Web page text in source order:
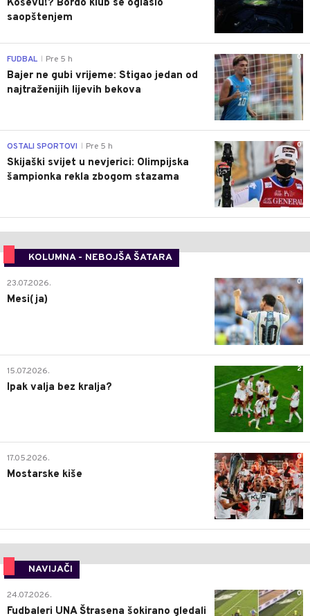
Koševu!? Bordo klub se oglasio
saopštenjem
0
FUDBAL Pre 5 h
Bajer ne gubi vrijeme: Stigao jedan od
najtraženijih lijevih bekova
0
OSTALI SPORTOVI Pre 5 h
Skijaški svijet u nevjerici: Olimpijska
šampionka rekla zbogom stazama
KOLUMNA - NEBOJŠA ŠATARA
0
23.07.2026.
Mesi(ja)
2
15.07.2026.
Ipak valja bez kralja?
0
17.05.2026.
Mostarske kiše
NAVIJAČI
0
24.07.2026.
Fudbaleri UNA Štrasena šokirano gledali